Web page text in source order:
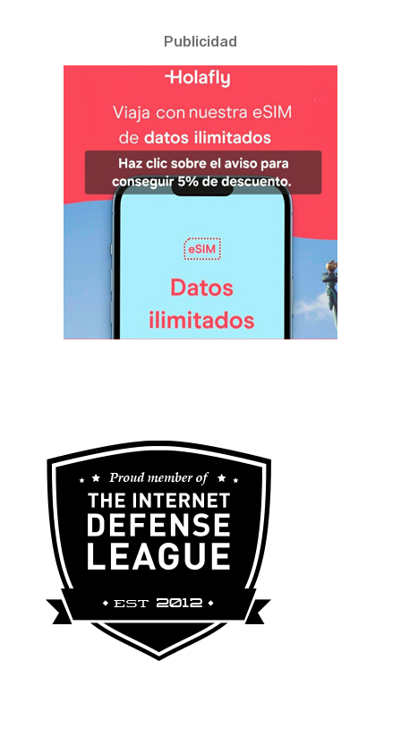
Publicidad